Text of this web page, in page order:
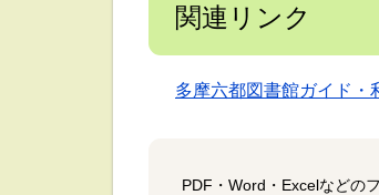
関連リンク
多摩六都図書館ガイド・
PDF・Word・Excelなどの